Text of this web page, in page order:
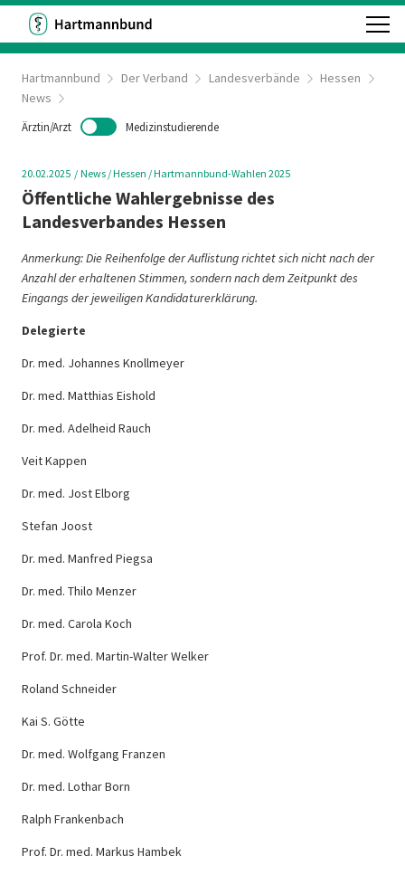
Hartmannbund Der Verband Landesverbände
Hessen
News
Ärztin/Arzt Medizinstudierende
20.02.2025 News / Hessen / Hartmannbund-Wahlen 2025
Öffentliche Wahlergebnisse des
Landesverbandes Hessen
Anmerkung: Die Reihenfolge der Auflistung richtet sich nicht nach der
Anzahl der erhaltenen Stimmen, sondern nach dem Zeitpunkt des
Eingangs der jeweiligen Kandidaturerklärung.
Delegierte
Dr. med. Johannes Knollmeyer
Dr. med. Matthias Eishold
Dr. med. Adelheid Rauch
Veit Kappen
Dr. med. Jost Elborg
Stefan Joost
Dr. med. Manfred Piegsa
Dr. med. Thilo Menzer
Dr. med. Carola Koch
Prof. Dr. med. Martin-Walter Welker
Roland Schneider
Kai S. Götte
Dr. med. Wolfgang Franzen
Dr. med. Lothar Born
Ralph Frankenbach
Prof. Dr. med. Markus Hambek